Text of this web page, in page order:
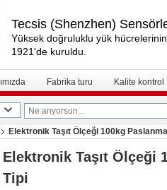
Tecsis (Shenzhen)
Yüksek doğruluklu yük
1921'de kuruldu.
Fabrika turu Kalite kontrol
Elektronik Taşıt Ölçeği 100kg
Elektronik Taşıt Ölçeği
Tipi